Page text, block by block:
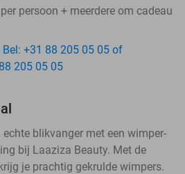
persoon + meerdere om cadeau
+31 88 205 05 05 of
205 05 05
blikvanger met een wimper-
bij Laaziza Beauty. Met de
je prachtig gekrulde wimpers.